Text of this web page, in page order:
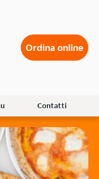
Ordina online
Contatti